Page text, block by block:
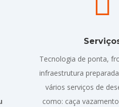
Tecnologia de ponta,
infraestrutura
vários serviços de
como: caça